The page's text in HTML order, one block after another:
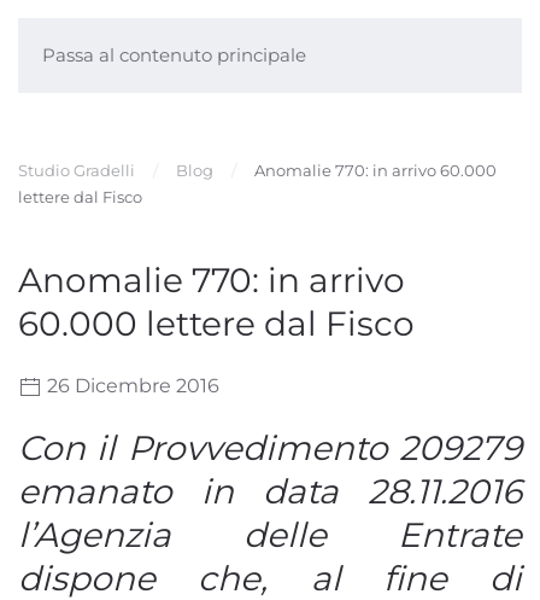
Passa al contenuto principale
Studio Gradelli Blog
Anomalie 770: in arrivo 60.000
lettere dal Fisco
Anomalie 770: in arrivo
60.000 lettere dal Fisco
26 Dicembre 2016
Con il Provvedimento 209279
emanato in data 28.11.2016
l’Agenzia delle Entrate
dispone che, al fine di